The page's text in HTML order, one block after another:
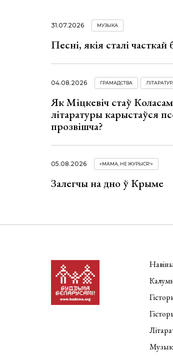
31.07.2026 МУЗЫКА
Песні, якія сталі
04.08.2026 ГРАМАДСТВА
Як Міцкевіч стаў
літаратуры карыстаўся
прозвішча?
05.08.2026 «МАМА, НЕ ЖУРЫСЯ!»
Залегчы на дно ў Крыме